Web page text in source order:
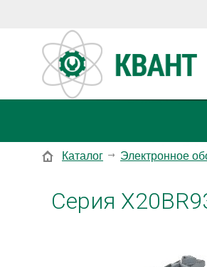
Каталог Электронное
Серия